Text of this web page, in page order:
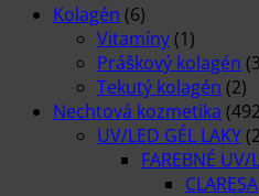
Kolagén (6)
Vitamíny (1)
Práškový kolagén
Tekutý kolagén (2)
Nechtová kozmetika
UV/LED GÉL LAKY
FAREBNÉ UV/